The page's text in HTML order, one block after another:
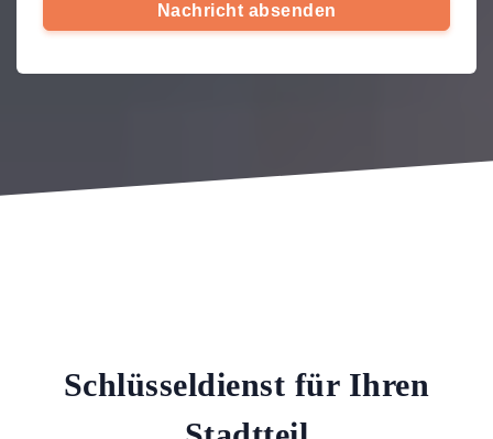
Nachricht absenden
Schlüsseldienst für Ihren